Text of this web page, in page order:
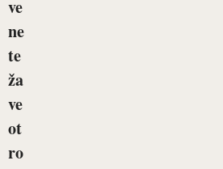
ve
ne
te
ža
ve
ot
ro